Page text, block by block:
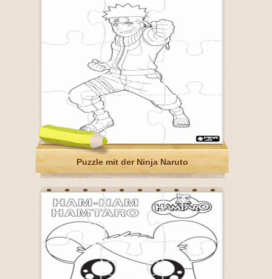
Puzzle mit der Ninja Naruto